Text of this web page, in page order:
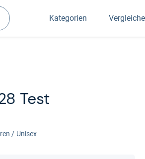
Kategorien
Test
/ Uni­sex